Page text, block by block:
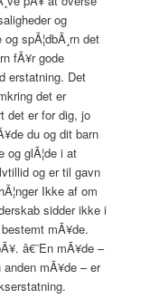
og
spÃ¦dbÃ¸rn det
fÃ¥r gode
erstatning. Det
det er
det er for dig, jo
du og dit barn
og glÃ¦de i at
og er til gavn
Ikke af om
sidder ikke i
mÃ¥de.
â€¨En mÃ¥de –
anden mÃ¥de – er